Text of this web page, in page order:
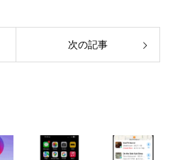
次の記事